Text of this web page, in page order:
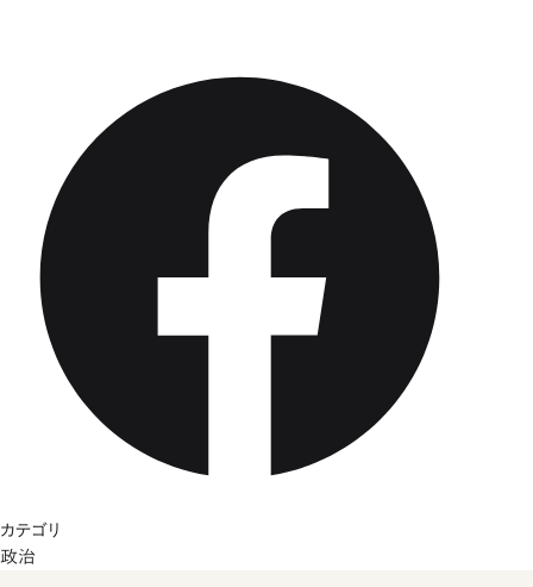
カテゴリ
政治